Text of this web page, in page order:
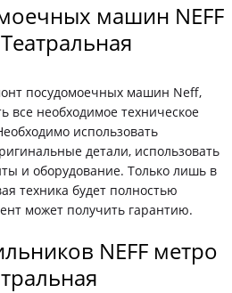
машин NEFF
посудомоечных машин Neff,
все необходимое техническое
использовать
детали, использовать
и оборудование. Только лишь в
техника будет полностью
может получить гарантию.
NEFF метро